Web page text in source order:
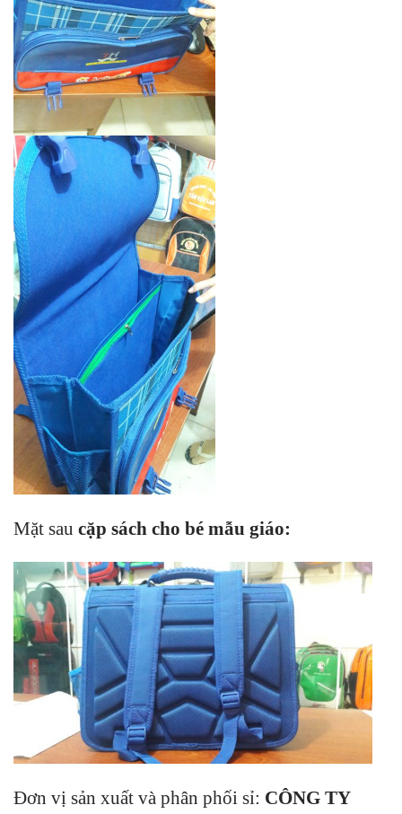
Mặt sau cặp sách cho bé mẫu giáo:
Đơn vị sản xuất và phân phối sỉ: CÔNG TY